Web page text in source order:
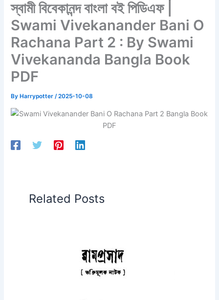
স্বামী বিবেকানন্দ বাংলা বই পিডিএফ |
Swami Vivekanander Bani O
Rachana Part 2 : By Swami
Vivekananda Bangla Book
PDF
By Harrypotter/2025-10-08
Related Posts